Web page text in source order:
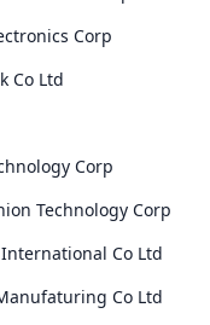
Corp
Co Ltd
Corp
Technology Corp
Co Ltd
Co Ltd